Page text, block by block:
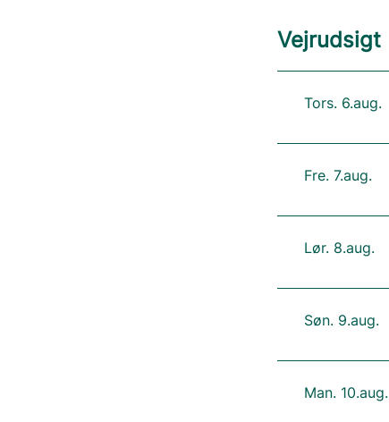
Vejrudsigt
Tors. 6.aug.
Fre. 7.aug.
Lør. 8.aug.
Søn. 9.aug.
Man. 10.aug.